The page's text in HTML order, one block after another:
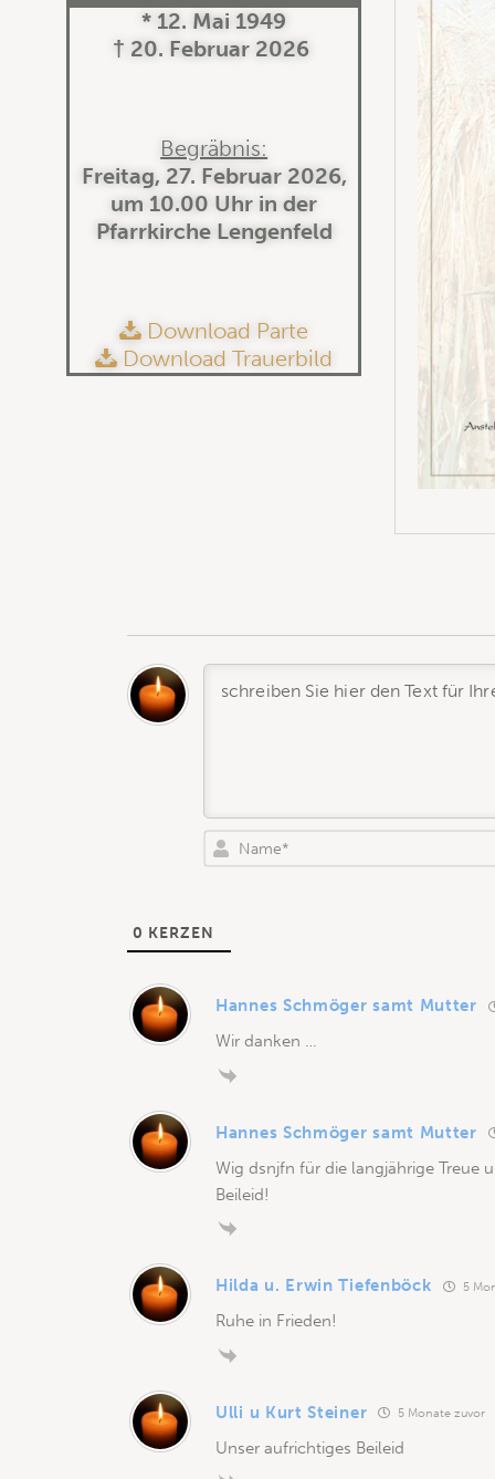
* 12. Mai 1949
† 20. Februar 2026
Begräbnis:
Freitag, 27. Februar 2026,
um 10.00 Uhr in der
Pfarrkirche Lengenfeld
Download Parte
Download Trauerbild
0 KERZEN
Hannes Schmöger samt Mutter
Wir danken …
Hannes Schmöger samt Mutter
Wig dsnjfn für die langjährige Treue
Beileid!
Hilda u. Erwin Tiefenböck 5
Ruhe in Frieden!
Ulli u Kurt Steiner 5 Monate zuvor
Unser aufrichtiges Beileid